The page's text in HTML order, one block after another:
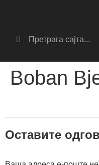
Boban
Оставите